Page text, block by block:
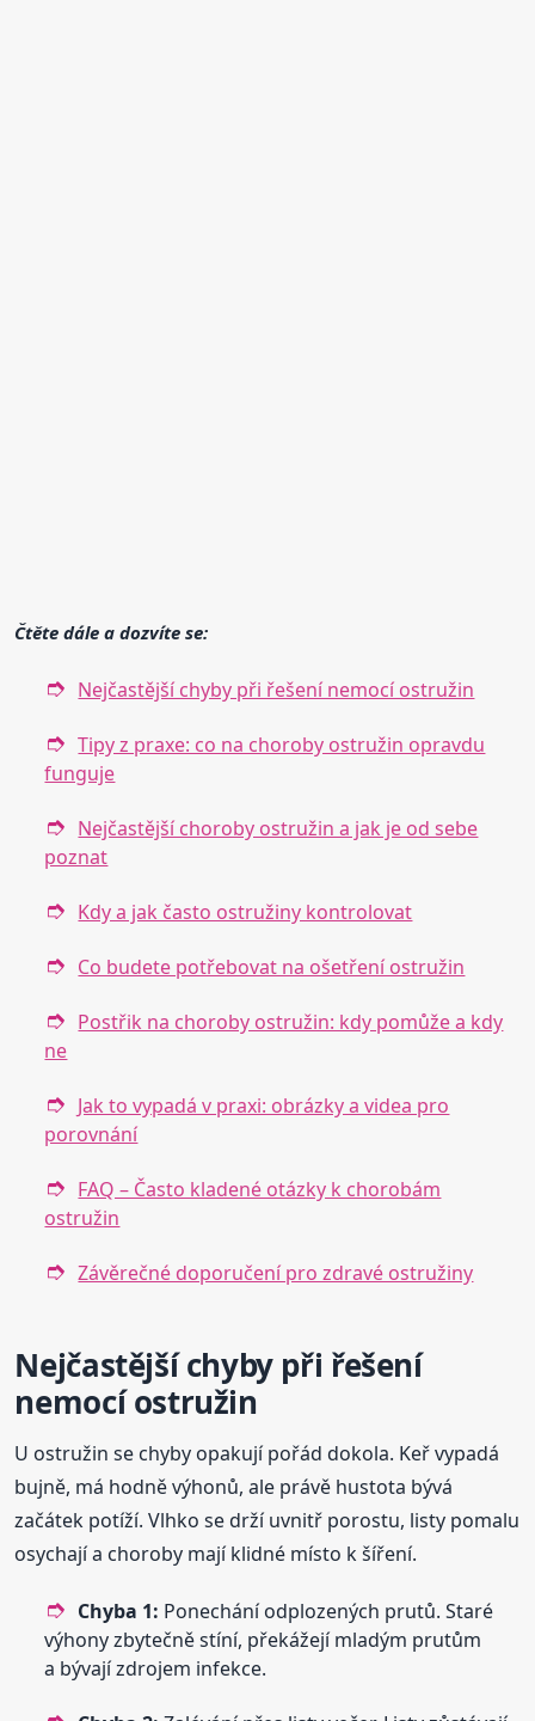
Čtěte dále a dozvíte se:
Nejčastější chyby při řešení nemocí ostružin
Tipy z praxe: co na choroby ostružin opravdu
funguje
Nejčastější choroby ostružin a jak je od sebe
poznat
Kdy a jak často ostružiny kontrolovat
Co budete potřebovat na ošetření ostružin
Postřik na choroby ostružin: kdy pomůže a kdy
ne
Jak to vypadá v praxi: obrázky a videa pro
porovnání
FAQ – Často kladené otázky k chorobám
ostružin
Závěrečné doporučení pro zdravé ostružiny
Nejčastější chyby při řešení
nemocí ostružin
U ostružin se chyby opakují pořád dokola. Keř vypadá
bujně, má hodně výhonů, ale právě hustota bývá
začátek potíží. Vlhko se drží uvnitř porostu, listy pomalu
osychají a choroby mají klidné místo k šíření.
Chyba 1: Ponechání odplozených prutů. Staré
výhony zbytečně stíní, překážejí mladým prutům
a bývají zdrojem infekce.